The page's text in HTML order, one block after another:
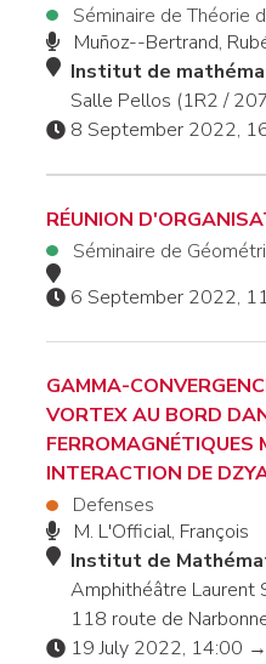
Séminaire de Théorie
Muñoz--Bertrand,
Institut de
Salle Pellos (1R2 /
8 September 2022,
RÉUNION
Séminaire de
6 September 2022,
GAMMA-
VORTEX AU BORD
FERROMAGNÉTIQUES
INTERACTION DE
Defenses
M. L'Official, François
Institut de
Amphithéâtre Laurent
118 route de
19 July 2022, 14:00